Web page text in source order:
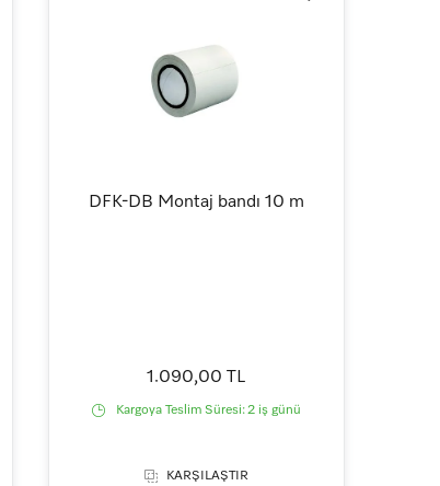
DFK-DB Montaj bandı 10 m
1.090,00 TL
Kargoya Teslim Süresi:2 iş günü
KARŞILAŞTIR